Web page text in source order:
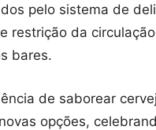
pelo sistema de
restrição da
bares.
de saborear
opções,